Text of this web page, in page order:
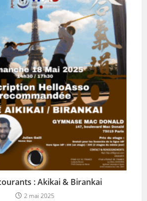
: Akikai & Birankai
2 mai 2025